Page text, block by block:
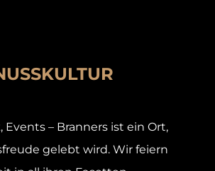
Events – Branners ist ein Ort,
gelebt wird. Wir feiern